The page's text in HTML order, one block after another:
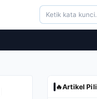
🔥Artikel